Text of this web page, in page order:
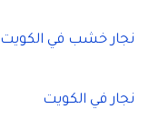
نجار خشب في الكويت
نجار في الكويت